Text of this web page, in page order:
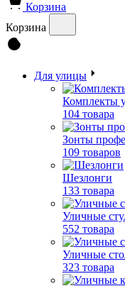
Корзина
Корзина
Для улицы
Комплекты
104 товара
Зонты
109 товаров
Шезлонги
133 товара
Уличные
552 товара
Уличные
323 товара